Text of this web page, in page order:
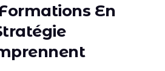
Formations En
tratégie
prennent